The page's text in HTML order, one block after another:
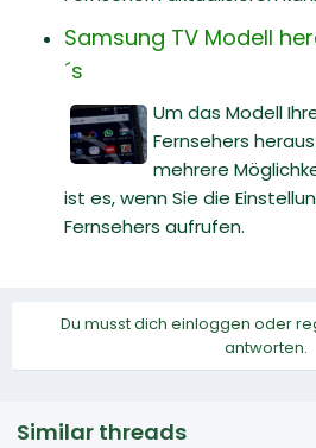
Samsung TV Modell
´s
Um das Modell
Fernsehers
mehrere
ist es, wenn Sie die
Fernsehers aufrufen.
Du musst dich einloggen oder
antworten.
Similar threads